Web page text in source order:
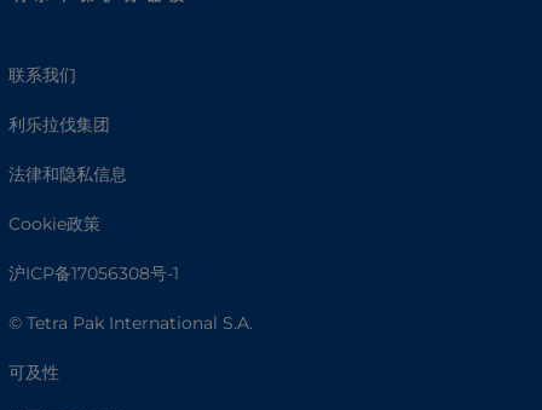
联系我们
利乐拉伐集团
法律和隐私信息
Cookie政策
沪ICP备17056308号-1
© Tetra Pak International S.A.
可及性